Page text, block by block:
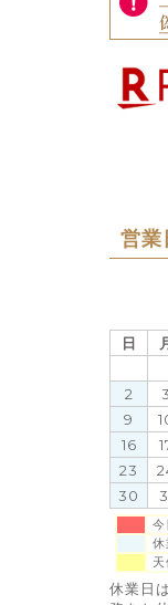
営業
日
2
3
9
16
23
30
今
休
休業日